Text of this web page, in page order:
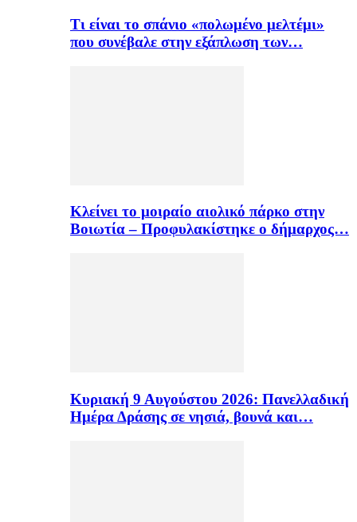
Τι είναι το σπάνιο «πολωμένο μελτέμι»
που συνέβαλε στην εξάπλωση των…
Κλείνει το μοιραίο αιολικό πάρκο στην
Βοιωτία – Προφυλακίστηκε ο δήμαρχος…
Κυριακή 9 Αυγούστου 2026: Πανελλαδική
Ημέρα Δράσης σε νησιά, βουνά και…